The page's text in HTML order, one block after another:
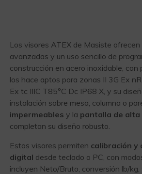
Los visores ATEX de Masiste
avanzadas y un uso sencillo de
construcción en acero inoxidable, con
los hace aptos para zonas II 3G Ex
Ex tc IIIC T85°C Dc IP68 X, y su
instalación sobre mesa, columna o
impermeables y la pantalla de
completan su diseño robusto.
Estos visores permiten calibración y
digital desde teclado o PC, con
incluyen Neto/Bruto, conversión lb/